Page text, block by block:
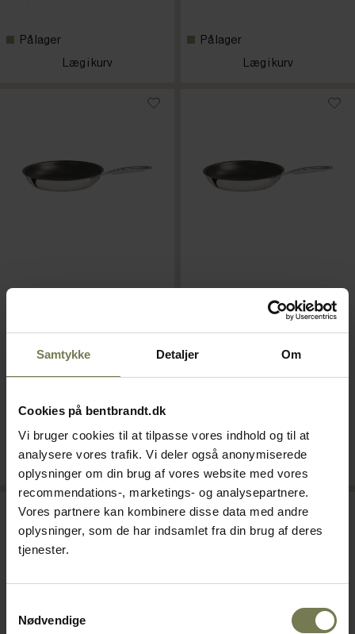
Samtykke Detaljer Om
Cookies på bentbrandt.dk
Vi bruger cookies til at tilpasse vores indhold og til at
analysere vores trafik. Vi deler også anonymiserede
oplysninger om din brug af vores website med vores
recommendations-, marketings- og analysepartnere.
Vores partnere kan kombinere disse data med andre
oplysninger, som de har indsamlet fra din brug af deres
tjenester.
Nødvendige
På lager
Læg i kurv
På lager
Læg i kurv
Cristel Castel'Pro
stål/alu/non-stick, ø28 cm
Varenr: 40145478
Din pris (ekskl. moms)
På lager
Læg i kurv
stegepande, rustfrit
stål/alu/non-stick, ø20 cm
Varenr: 40145470
Din pris (ekskl. moms)
På lager
Læg i kurv